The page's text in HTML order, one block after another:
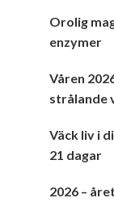
Orolig
enzymer
Våren
strålande
Väck liv i
21 dagar
2026 –